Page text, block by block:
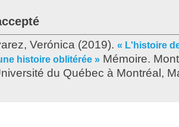
Verónica (2019). « L'histoire
histoire oblitérée » Mémoire.
du Québec à Montréal,